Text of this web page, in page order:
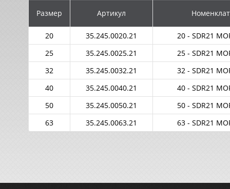
Размер Артикул
20 35.245.0020.21
20 - SDR21
25
35.245.0025.21
25 - SDR21
32
35.245.0032.21
32 - SDR21
40
35.245.0040.21
40 - SDR21
50
35.245.0050.21
50 - SDR21
63
35.245.0063.21 63 - SDR21